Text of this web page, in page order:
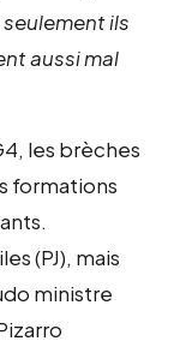
ils
aussi mal
les brèches
formations
(PJ), mais
ministre